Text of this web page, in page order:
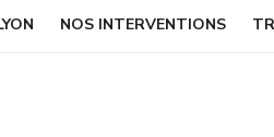
NOS INTERVENTIONS